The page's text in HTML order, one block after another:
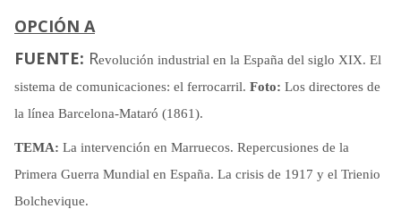
OPCIÓN A
FUENTE: Revolución industrial en la España del siglo XIX. El
sistema de comunicaciones: el ferrocarril. Foto: Los directores de
la línea Barcelona-Mataró (1861).
TEMA: La intervención en Marruecos. Repercusiones de la
Primera Guerra Mundial en España. La crisis de 1917 y el Trienio
Bolchevique.